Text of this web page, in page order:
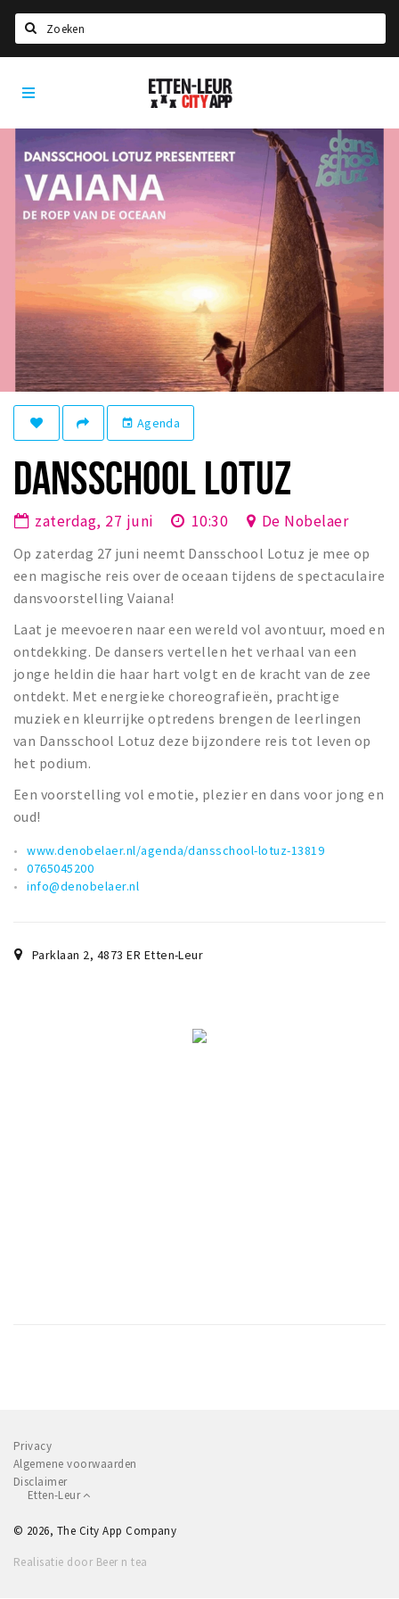
Home
Agenda
Deals
Party pics
Nieuws, interviews & blogs
Drinken
Slapen
Recreatief
Winkels
Winkelgebieden
Bezienswaardigheden
Musea, theaters & podia
Uitjes & activiteiten
Toeristische routes
Baroniepoorten
Sport
Andere City Apps
Etten-
Leur
event Agenda
DANSSCHOOL LOTUZ
zaterdag, 27 juni 10:30 De Nobelaer
Op zaterdag 27 juni neemt Dansschool Lotuz je mee op
een magische reis over de oceaan tijdens de spectaculaire
dansvoorstelling Vaiana!
Laat je meevoeren naar een wereld vol avontuur, moed en
ontdekking. De dansers vertellen het verhaal van een
jonge heldin die haar hart volgt en de kracht van de zee
ontdekt. Met energieke choreografieën, prachtige
muziek en kleurrijke optredens brengen de leerlingen
van Dansschool Lotuz deze bijzondere reis tot leven op
het podium.
Een voorstelling vol emotie, plezier en dans voor jong en
oud!
www.denobelaer.nl/agenda/dansschool-lotuz-13819
0765045200
info@denobelaer.nl
Parklaan 2, 4873 ER Etten-Leur
Privacy
Algemene voorwaarden
Disclaimer
Etten-Leur
© 2026, The City App Company
Realisatie door Beer n tea